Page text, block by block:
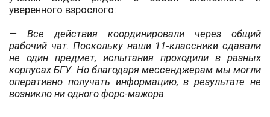
уверенного взрослого:
— Все действия координировали через общий
рабочий чат. Поскольку наши 11‑клас­сники сдавали
не один предмет, испытания проходили в разных
корпусах БГУ. Но благодаря мессенджерам мы могли
оперативно получать информацию, в результате не
возникло ни одного форс-мажора.